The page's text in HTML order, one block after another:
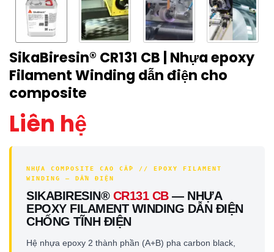
SikaBiresin® CR131 CB | Nhựa epoxy
Filament Winding dẫn điện cho
composite
Liên hệ
NHỰA COMPOSITE CAO CẤP // EPOXY FILAMENT
WINDING — DẪN ĐIỆN
SIKABIRESIN® CR131 CB— NHỰA
EPOXY FILAMENT WINDING DẪN ĐIỆN
CHỐNG TĨNH ĐIỆN
Hệ nhựa epoxy 2 thành phần (A+B) pha carbon black,